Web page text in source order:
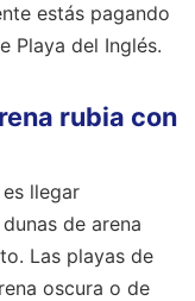
estás pagando
Playa del Inglés.
rubia con
llegar
de arena
Las playas de
oscura o de